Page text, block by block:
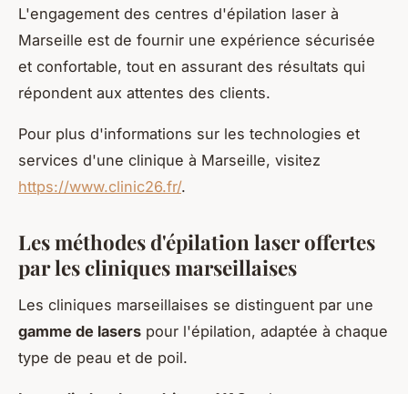
L'engagement des centres d'épilation laser à
Marseille est de fournir une expérience sécurisée
et confortable, tout en assurant des résultats qui
répondent aux attentes des clients.
Pour plus d'informations sur les technologies et
services d'une clinique à Marseille, visitez
https://www.clinic26.fr/.
Les méthodes d'épilation laser offertes
par les cliniques marseillaises
Les cliniques marseillaises se distinguent par une
gamme de lasers pour l'épilation, adaptée à chaque
type de peau et de poil.